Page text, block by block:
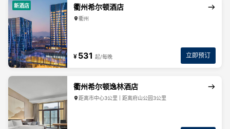
新酒店 衢州希尔顿酒店
衢州
¥ 531 起/每晚 立即预订
衢州希尔顿逸林酒店
距离市中心3公里 | 距离府山公园3公里